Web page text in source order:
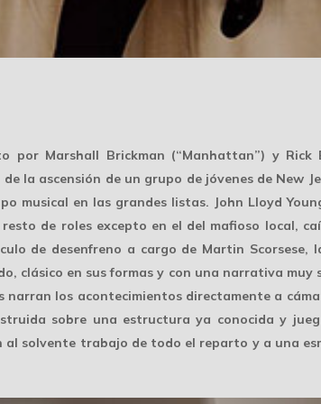
por Marshall Brickman (“Manhattan”) y
la ascensión de un grupo de jóvenes de New
musical en las grandes listas. John Lloyd
de roles excepto en el del mafioso local,
de desenfreno a cargo de Martin
clásico en sus formas y con una narrativa
narran los acontecimientos directamente a
sobre una estructura ya conocida y
solvente trabajo de todo el reparto y a una